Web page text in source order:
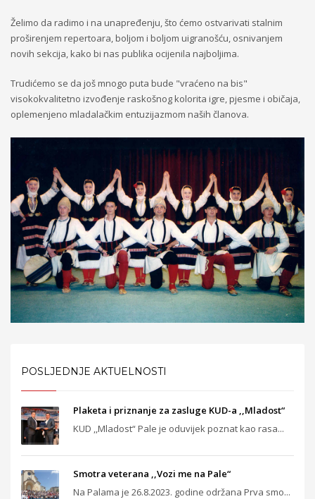
Želimo da radimo i na unapređenju, što ćemo ostvarivati stalnim
proširenjem repertoara, boljom i boljom uigranošću, osnivanjem
novih sekcija, kako bi nas publika ocijenila najboljima.
Trudićemo se da još mnogo puta bude "vraćeno na bis"
visokokvalitetno izvođenje raskošnog kolorita igre, pjesme i običaja,
oplemenjeno mladalačkim entuzijazmom naših članova.
POSLJEDNJE AKTUELNOSTI
Plaketa i priznanje za zasluge KUD-a ,,Mladost“
KUD ,,Mladost“ Pale je oduvijek poznat kao rasa...
Smotra veterana ,,Vozi me na Pale“
Na Palama je 26.8.2023. godine održana Prva smo...